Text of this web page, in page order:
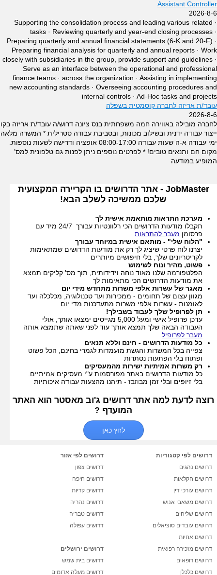
דרושים תעופה וימאות
דרושים עיצוב
דרושים חקלאות
דרושים פרסום, עיצוב ויח"צ
דרושים דוברי שפות
דרושים דפוס
דרושים אומנות בידור ומדיה
דרושים עובדים בחל"ת
דרושים שיווק רשתי (MLM)
דרושים ראש צוות מנהלי מוצר
Assistant Controller
2026-8-6
· Supporting the consolidation process and leading various related
tasks · Reviewing quarterly and year-end closing processes ·
Preparing quarterly and annual financial statements (6-K and 20-F) ·
Preparing financial analysis for quarterly and annual reports · Work
closely with subsidiaries in the group, provide support and guidelines ·
Serve as an interface between the operational and professional
finance teams · across the organization · Assisting in implementing
new accounting standards · Overseeing accounting procedures and
internal controls · Ad-Hoc tasks and projects
עובד/ת אריזה לחברה קוסמטית בשפלה
2026-8-6
לחברה מובילה באווירה חמה משפחתית בנס ציונה דרוש/ה עובד/ת אריזה בקו
ייצור עבודה ידנית ובשילוב מכונות, ובסביבת עבודה סטרילית * המשרה מלאה
ימי עבודה א-ה שעות עבודה 08:00-17:00 אופציה ודרישה לשעות נוספות.
מקום חם ותנאים טובים! * לפרטים נוספים ניתן לפנות גם טלפונית למס’
המופיע במודעה
JobMaster - אתר הדרושים בו הקריירה המקצועית
שלכם ממשיכה לשלב הבא!
מערכת התראות מותאמת אישית לך
תקבלו מודעות הדרושים הכי רלוונטיות עבורך 24/7 מיד עם
פרסומן מעבר להתראות
"הלוח שלי" - מותאם אישית במיוחד עבורך
יצרנו לוח פרטי שיציג לך רק את מודעות הדרושים שמתאימות
לקריטריונים שלך, בלי חיפושים מיותרים
פשוט, מהיר ונוח לשימוש
הפלטפורמה שלנו מאוד נוחה וידידותית, תוך מס' קליקים תמצא
את מודעות הדרושים הכי מתאימות לך
מאגר של עשרות אלפי משרות מתחדש מידי יום
מגוון עצום של תחומים - ממכירות ועד טכנולוגיה, מכלכלה ועד
לאומנות - עשרות אלפי משרות מתעדכנות מדי יום
תן לפרופיל שלך לעבוד בשבילך!
עדכן פרופיל אישי ומעל 5,000 מגייסים ימצאו אותך, אולי
העבודה הבאה שלך תמצא אותך עוד לפני שאתה שתמצא אותה
מעבר לפרופיל
כל מודעות הדרושים - חינם וללא תנאים
צפייה בכל המשרות והגשת מועמדות לגמרי בחינם, הכל פשוט
ופתוח בלי הפתעות נסתרות
רק משרות אמיתיות ישירות מהמעסיקים
כל מודעות הדרושים באתר מפורסמות ע"י מעסיקים אמיתיים.
בלי זיופים ובלי זמן מבוזבז - תיהנו מהצעות עבודה איכותיות
רוצה לדעת למה אתר דרושים ג'וב מאסטר הוא האתר
המועדף ?
לחץ כאן
דרושים לפי קטגוריות
דרושים נהגים
דרושים חקלאות
דרושים עורכי דין
דרושים משאבי אנוש
דרושים שליחים
דרושים עובדים סוציאלים
דרושים אחיות
דרושים מזכירה רפואית
דרושים רופאים
דרושים כלכלן
דרושים לפי אזור
דרושים צפון
דרושים חיפה
דרושים קריות
דרושים נהריה
דרושים טבריה
דרושים עפולה
דרושים ירושלים
דרושים בית שמש
דרושים מעלה אדומים